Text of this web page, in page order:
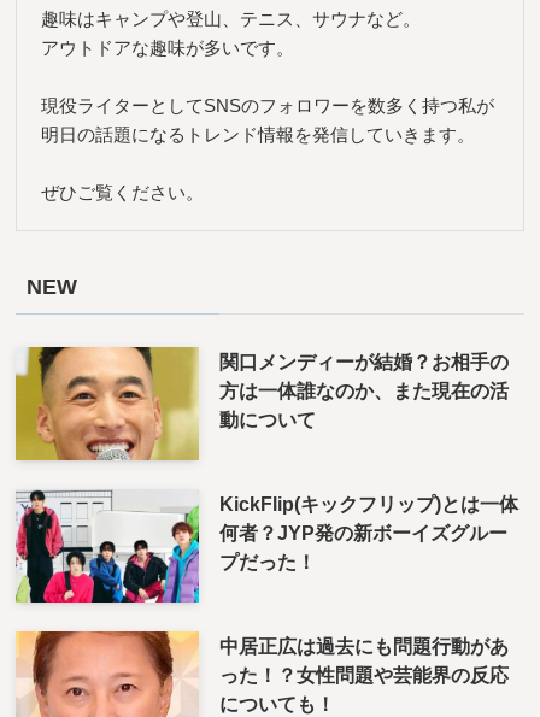
趣味はキャンプや登山、テニス、サウナなど。
アウトドアな趣味が多いです。
現役ライターとしてSNSのフォロワーを数多く持つ私が
明日の話題になるトレンド情報を発信していきます。
ぜひご覧ください。
NEW
関口メンディーが結婚？お相手の
方は一体誰なのか、また現在の活
動について
KickFlip(キックフリップ)とは一体
何者？JYP発の新ボーイズグルー
プだった！
中居正広は過去にも問題行動があ
った！？女性問題や芸能界の反応
についても！